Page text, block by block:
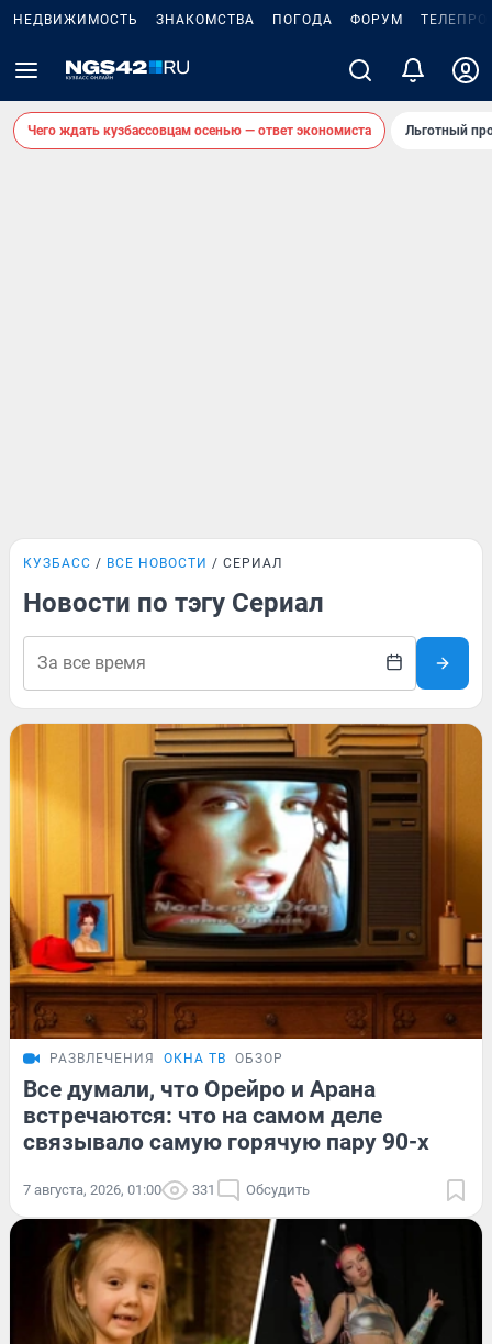
НЕДВИЖИМОСТЬ ЗНАКОМСТВА ПОГОДА ФОРУМ
Чего ждать кузбассовцам осенью — ответ экономиста Льготный
КУЗБАСС ВСЕ НОВОСТИ СЕРИАЛ
Новости по тэгу Сериал
РАЗВЛЕЧЕНИЯ ОКНА ТВ ОБЗОР
Все думали, что Орейро и Арана
встречаются: что на самом деле
связывало самую горячую пару 90-х
7 августа, 2026, 01:00 331 Обсудить